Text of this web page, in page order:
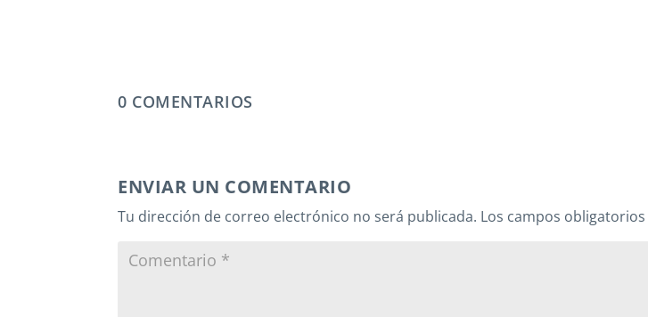
0 COMENTARIOS
ENVIAR UN COMENTARIO
Tu dirección de correo electrónico no será publicada. Los campos